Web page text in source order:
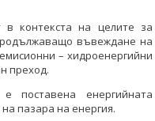
в контекста на целите за
въвеждане на
– хидроенергийни
преход.
енергийната
пазара на енергия.